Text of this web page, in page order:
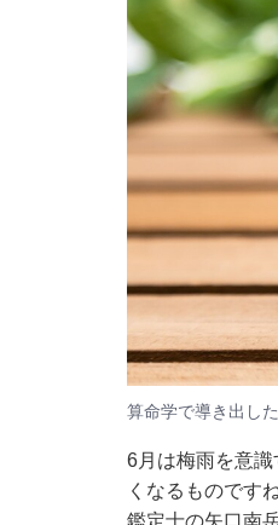
算命学で導き出し
6月は梅雨を意
くなるものです
鑑定士の矢口南